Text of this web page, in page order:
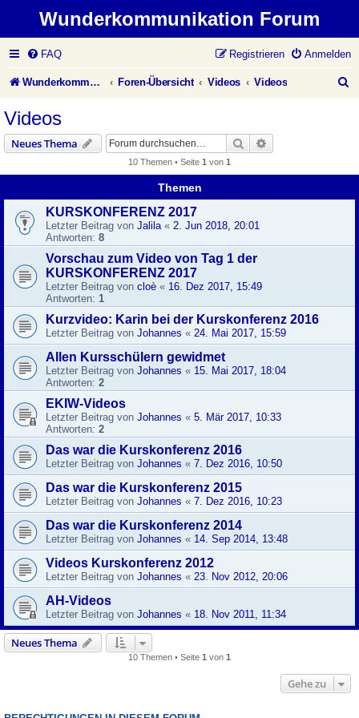
Wunderkommunikation Forum
FAQ Anmelden
Registrieren
Wunderkommunikation Website Foren-Übersicht Videos Videos
e
Videos
Neues Thema Suche
10 Themen • Seite 1 von 1
Themen
KURSKONFERENZ 2017
Letzter Beitrag von Jalila « 2. Jun 2018, 20:01
Antworten: 8
Vorschau zum Video von Tag 1 der
KURSKONFERENZ 2017
Letzter Beitrag von cloè « 16. Dez 2017, 15:49
Antworten: 1
Kurzvideo: Karin bei der Kurskonferenz 2016
Letzter Beitrag von Johannes « 24. Mai 2017, 15:59
Allen Kursschülern gewidmet
Letzter Beitrag von Johannes « 15. Mai 2017, 18:04
Antworten: 2
EKIW-Videos
Letzter Beitrag von Johannes « 5. Mär 2017, 10:33
Antworten: 2
Das war die Kurskonferenz 2016
Letzter Beitrag von Johannes « 7. Dez 2016, 10:50
Das war die Kurskonferenz 2015
Letzter Beitrag von Johannes « 7. Dez 2016, 10:23
Das war die Kurskonferenz 2014
Letzter Beitrag von Johannes « 14. Sep 2014, 13:48
Videos Kurskonferenz 2012
Letzter Beitrag von Johannes « 23. Nov 2012, 20:06
AH-Videos
Letzter Beitrag von Johannes « 18. Nov 2011, 11:34
Neues Thema
10 Themen • Seite 1 von 1
Gehe zu